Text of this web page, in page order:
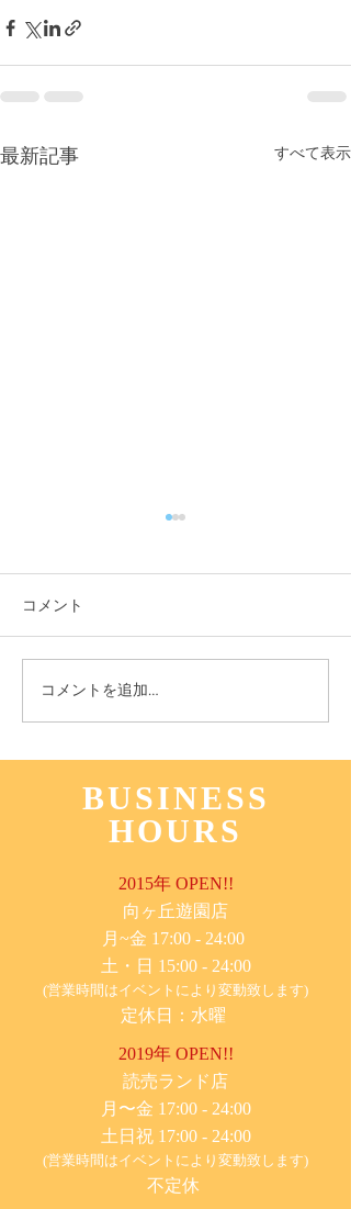
最新記事 すべて表示
コメント
コメントを追加…
BUSINESS
HOURS
2015年 OPEN!!
​向ヶ丘遊園店
月~金 17:00 - 24:00
土・日 15:00 - 24:00
(営業時間はイベントにより変動致します)
定休日：水曜
2019年 OPEN!!
​読売ランド店
月〜金 17:00 - 24:00
土日祝 17:00 - 24:00
(営業時間はイベントにより変動致します)
不定休